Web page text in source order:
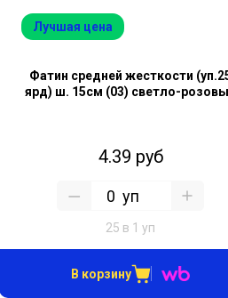
Лучшая цена
Фатин средней жесткости
ярд) ш. 15см (03) светло-
4.39 руб
уп
25 в 1 уп
В корзину